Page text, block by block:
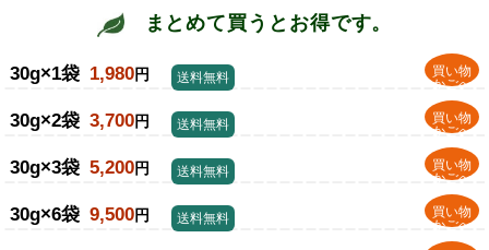
まとめて買うとお得です。
30g×1袋 1,980円
買い物
かごへ
送料無料
30g×2袋 3,700円
買い物
かごへ
送料無料
30g×3袋 5,200円
買い物
かごへ
送料無料
30g×6袋 9,500円
買い物
かごへ
送料無料